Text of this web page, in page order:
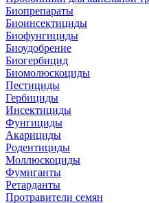
Биопрепараты
Биоинсектициды
Биофунгициды
Биоудобрение
Биогербицид
Биомолюскоциды
Пестициды
Гербициды
Инсектициды
Фунгициды
Акарициды
Родентициды
Моллюскоциды
Фумиганты
Ретарданты
Протравители семян